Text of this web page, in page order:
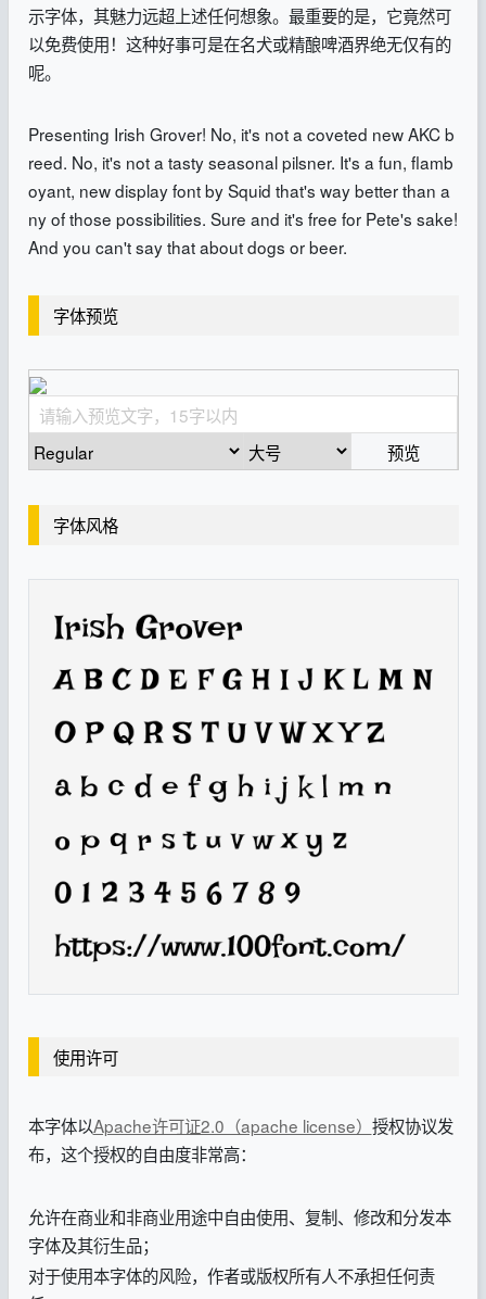
示字体，其魅力远超上述任何想象。最重要的是，它竟然可
以免费使用！这种好事可是在名犬或精酿啤酒界绝无仅有的
呢。
Presenting Irish Grover! No, it's not a coveted new AKC b
reed. No, it's not a tasty seasonal pilsner. It's a fun, flamb
oyant, new display font by Squid that's way better than a
ny of those possibilities. Sure and it's free for Pete's sake!
And you can't say that about dogs or beer.
字体预览
预览
字体风格
使用许可
本字体以Apache许可证2.0（apache license） 授权协议发
布，这个授权的自由度非常高：
允许在商业和非商业用途中自由使用、复制、修改和分发本
字体及其衍生品；
对于使用本字体的风险，作者或版权所有人不承担任何责